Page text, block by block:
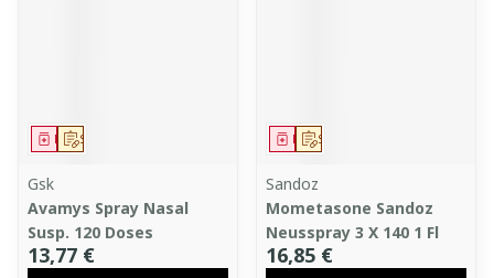
Sur prescription
Médicament
Gsk
Avamys Spray Nasal
Susp. 120 Doses
13,77 €
Sur prescription
Médicament
Sandoz
Mometasone Sandoz
Neusspray 3 X 140 1 Fl
16,85 €